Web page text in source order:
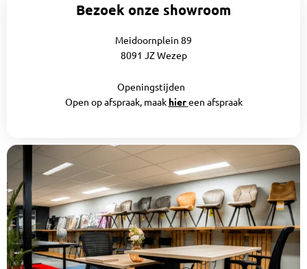
Bezoek onze showroom
Meidoornplein 89
8091 JZ Wezep
Openingstijden
Open op afspraak, maak hiereen afspraak